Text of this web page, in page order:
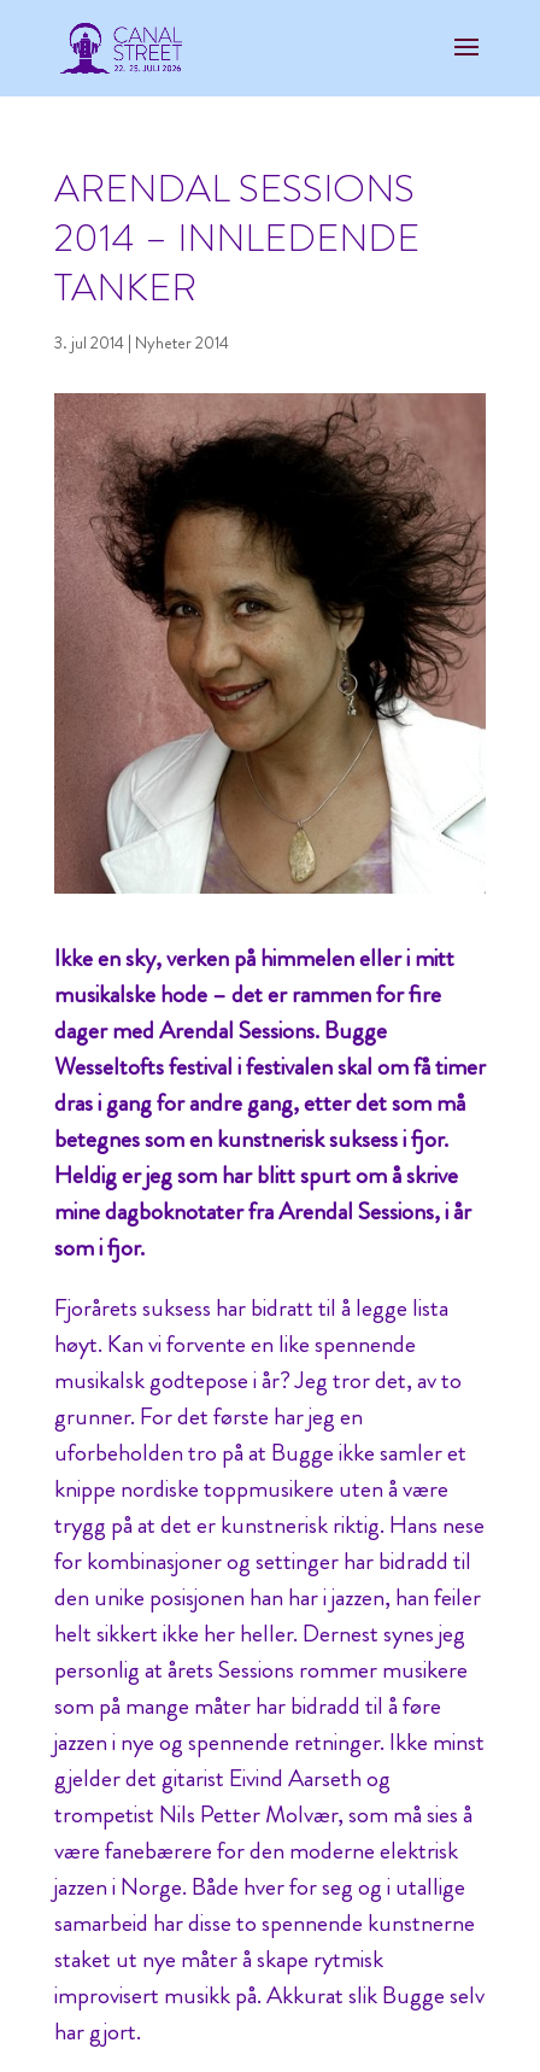
ARENDAL SESSIONS
2014 – INNLEDENDE
TANKER
3. jul 2014| Nyheter 2014
Ikke en sky, verken på himmelen eller i mitt
musikalske hode – det er rammen for fire
dager med Arendal Sessions. Bugge
Wesseltofts festival i festivalen skal om få timer
dras i gang for andre gang, etter det som må
betegnes som en kunstnerisk suksess i fjor.
Heldig er jeg som har blitt spurt om å skrive
mine dagboknotater fra Arendal Sessions, i år
som i fjor.
Fjorårets suksess har bidratt til å legge lista
høyt. Kan vi forvente en like spennende
musikalsk godtepose i år? Jeg tror det, av to
grunner. For det første har jeg en
uforbeholden tro på at Bugge ikke samler et
knippe nordiske toppmusikere uten å være
trygg på at det er kunstnerisk riktig. Hans nese
for kombinasjoner og settinger har bidradd til
den unike posisjonen han har i jazzen, han feiler
helt sikkert ikke her heller. Dernest synes jeg
personlig at årets Sessions rommer musikere
som på mange måter har bidradd til å føre
jazzen i nye og spennende retninger. Ikke minst
gjelder det gitarist Eivind Aarseth og
trompetist Nils Petter Molvær, som må sies å
være fanebærere for den moderne elektrisk
jazzen i Norge. Både hver for seg og i utallige
samarbeid har disse to spennende kunstnerne
staket ut nye måter å skape rytmisk
improvisert musikk på. Akkurat slik Bugge selv
har gjort.